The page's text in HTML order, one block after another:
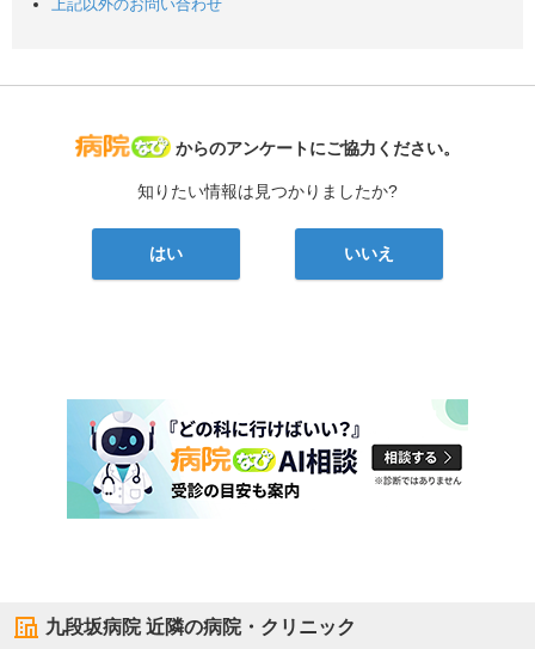
上記以外のお問い合わせ
病院なび
からのアンケートにご協力ください。
知りたい情報は見つかりましたか?
はい いいえ
九段坂病院近隣の病院・クリニック